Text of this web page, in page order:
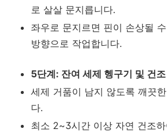
로 살살 문지릅니다.
좌우로 문지르면 핀이 손상될
방향으로 작업합니다.
5단계: 잔여 세제 헹구기 및 건조
세제 거품이 남지 않도록 깨끗
다.
최소 2~3시간 이상 자연 건조